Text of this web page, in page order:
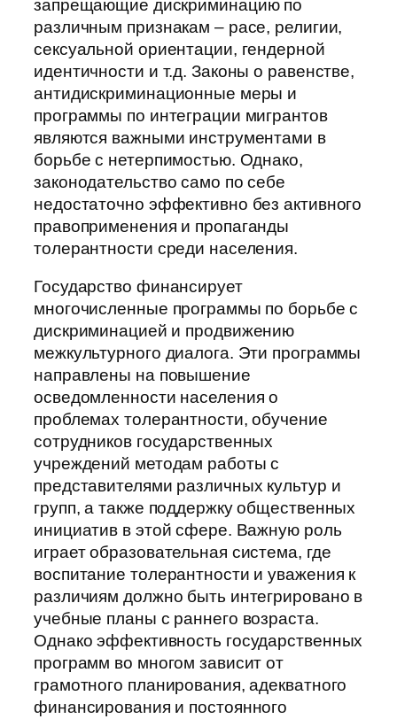
запрещающие дискриминацию по
различным признакам – расе, религии,
сексуальной ориентации, гендерной
идентичности и т.д. Законы о равенстве,
антидискриминационные меры и
программы по интеграции мигрантов
являются важными инструментами в
борьбе с нетерпимостью. Однако,
законодательство само по себе
недостаточно эффективно без активного
правоприменения и пропаганды
толерантности среди населения.
Государство финансирует
многочисленные программы по борьбе с
дискриминацией и продвижению
межкультурного диалога. Эти программы
направлены на повышение
осведомленности населения о
проблемах толерантности, обучение
сотрудников государственных
учреждений методам работы с
представителями различных культур и
групп, а также поддержку общественных
инициатив в этой сфере. Важную роль
играет образовательная система, где
воспитание толерантности и уважения к
различиям должно быть интегрировано в
учебные планы с раннего возраста.
Однако эффективность государственных
программ во многом зависит от
грамотного планирования, адекватного
финансирования и постоянного